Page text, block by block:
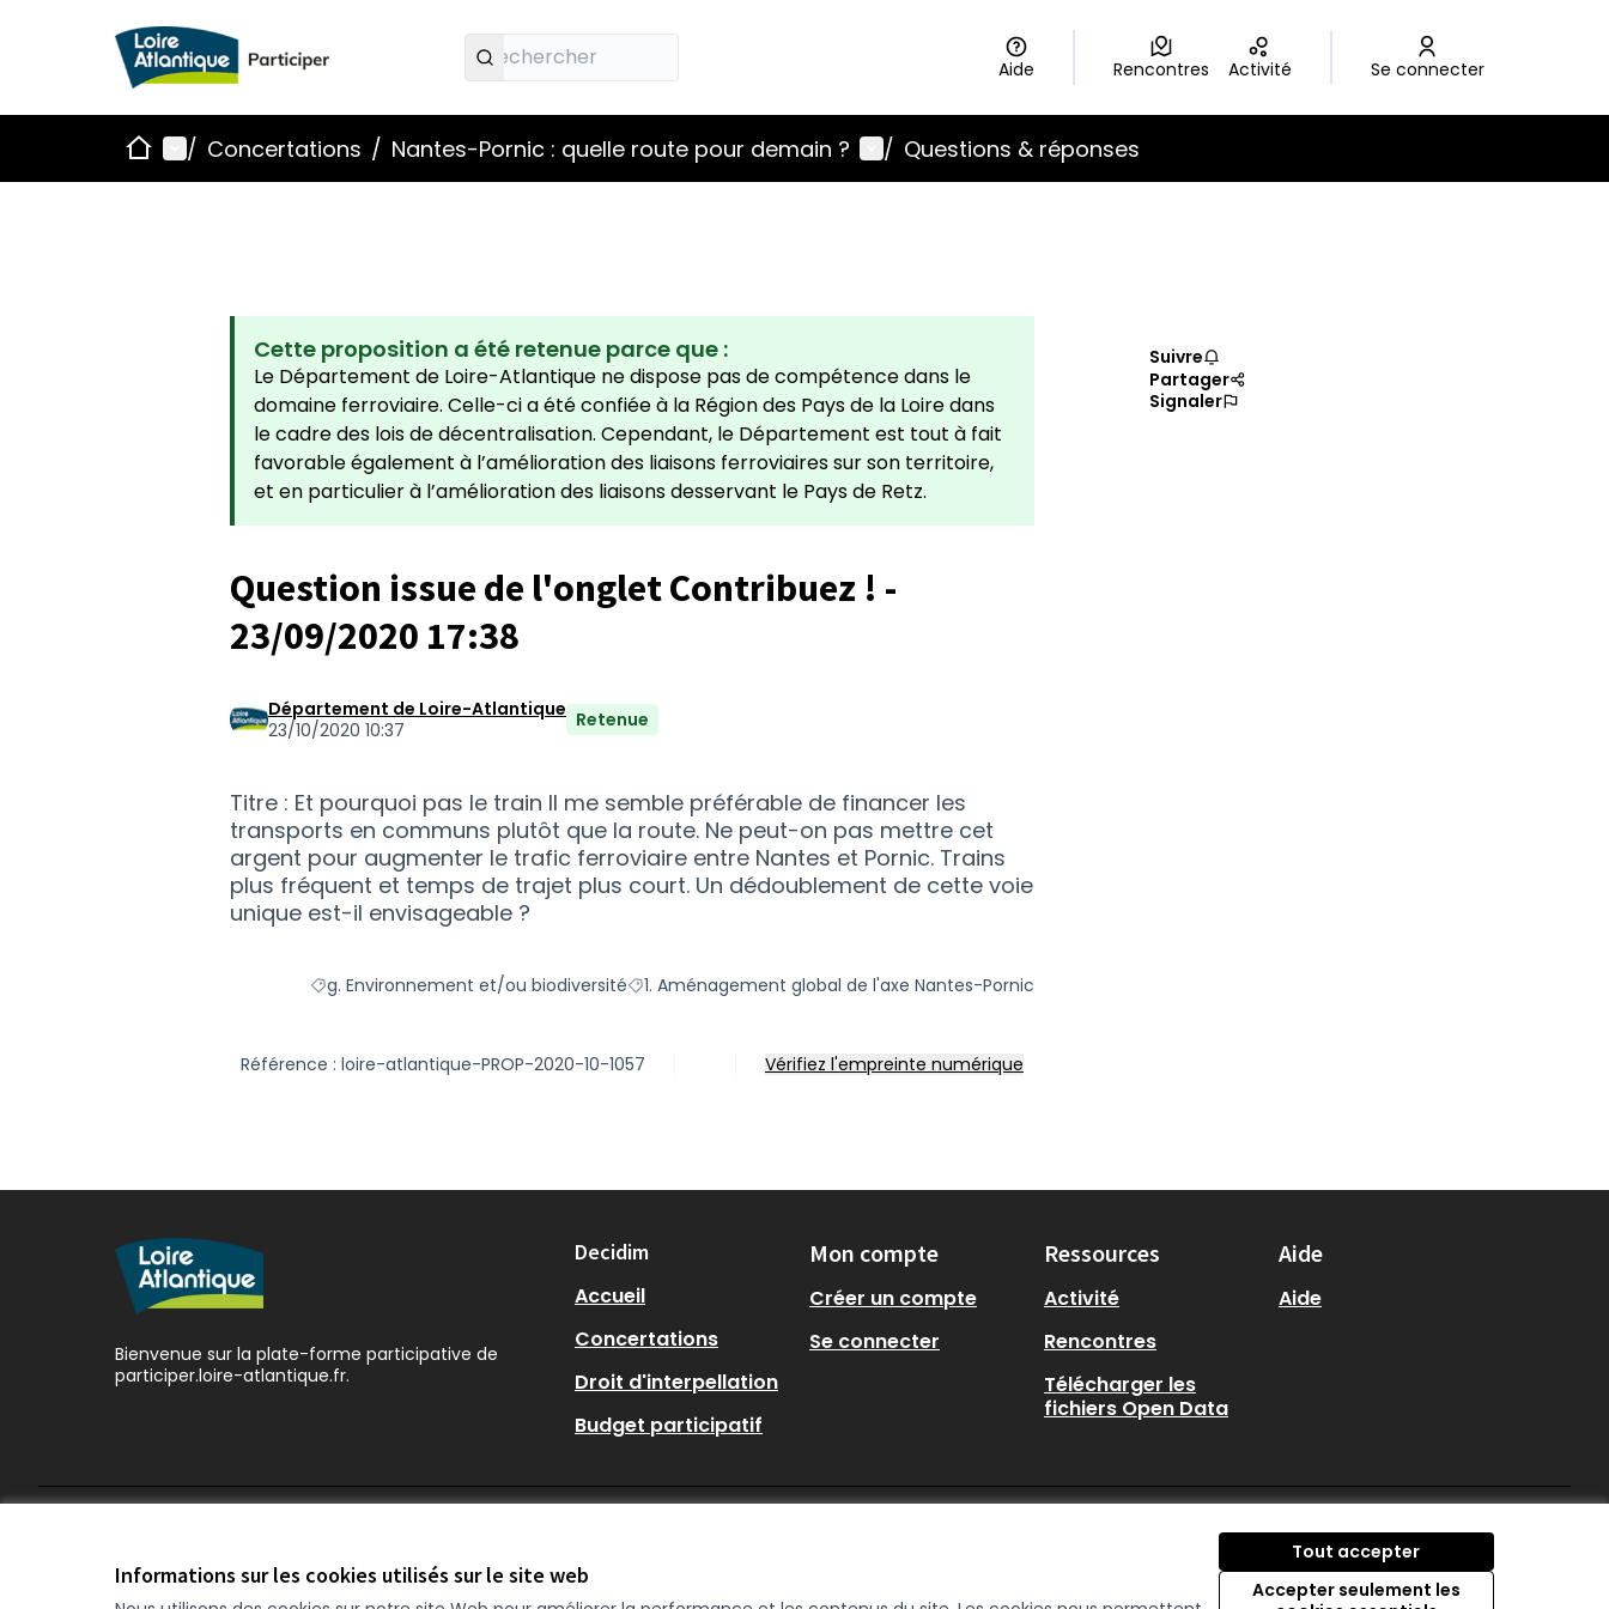
Informations sur les cookies utilisés sur le site web
Tout accepter
Accepter seulement les
Aide Rencontres Activité Se connecter
AccueilMenu principal
/ Concertations / Nantes-Pornic : quelle route pour demain ? Menu utilisateur
/ Questions & réponses
Cette proposition a été retenue parce que :
Le Département de Loire-Atlantique ne dispose pas de compétence dans le
domaine ferroviaire. Celle-ci a été confiée à la Région des Pays de la Loire dans
le cadre des lois de décentralisation. Cependant, le Département est tout à fait
favorable également à l’amélioration des liaisons ferroviaires sur son territoire,
et en particulier à l’amélioration des liaisons desservant le Pays de Retz.
Question issue de l'onglet Contribuez ! -
23/09/2020 17:38
Département de Loire-Atlantique
23/10/2020 10:37
Retenue
Titre : Et pourquoi pas le train Il me semble préférable de financer les
transports en communs plutôt que la route. Ne peut-on pas mettre cet
argent pour augmenter le trafic ferroviaire entre Nantes et Pornic. Trains
plus fréquent et temps de trajet plus court. Un dédoublement de cette voie
unique est-il envisageable ?
Filtrer les résultats de la catégorie : g. Environnement et/ou biodiversité
g. Environnement et/ou biodiversitéFiltrer les résultats pour le secteur : 1. Aménagement global de l'axe Nantes-Pornic
1. Aménagement global de l'axe Nantes-Pornic
Suivre
Partager
Signaler
Référence : loire-atlantique-PROP-2020-10-1057 Vérifiez l'empreinte numérique
Bienvenue sur la plate-forme participative de
participer.loire-atlantique.fr.
Decidim
Accueil
Concertations
Droit d'interpellation
Budget participatif
Mon compte
Créer un compte
Se connecter
Ressources
Activité
Rencontres
Télécharger les
fichiers Open Data
Aide
Aide
(Nouvelle fenêtre)
(Nouvelle fenêtre)
(Nouvelle fenêtre)